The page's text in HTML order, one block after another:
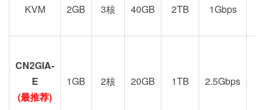
KVM 2GB 3核 40GB 2TB 1Gbps
CN2GIA-
E
(最推荐)
1GB 2核 20GB 1TB 2.5Gbps